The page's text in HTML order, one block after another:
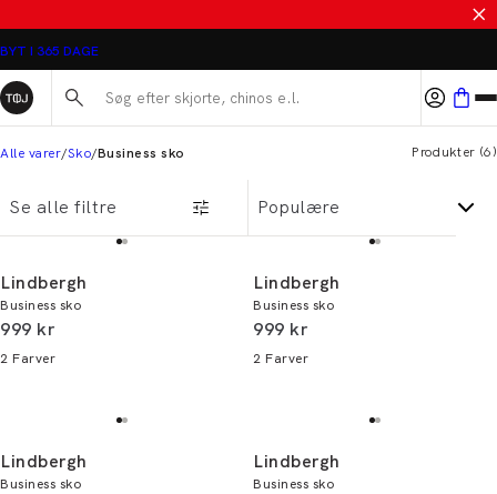
BYT I 365 DAGE
Søg her...
Alle varer Sko Business sko Produkter (6)
Se alle filtre
Lindbergh
Business sko
I alt (inkl. rabat)
999 kr
2 Farver
Lindbergh
Business sko
I alt (inkl. rabat)
999 kr
2 Farver
Lindbergh
Business sko
Lindbergh
Business sko